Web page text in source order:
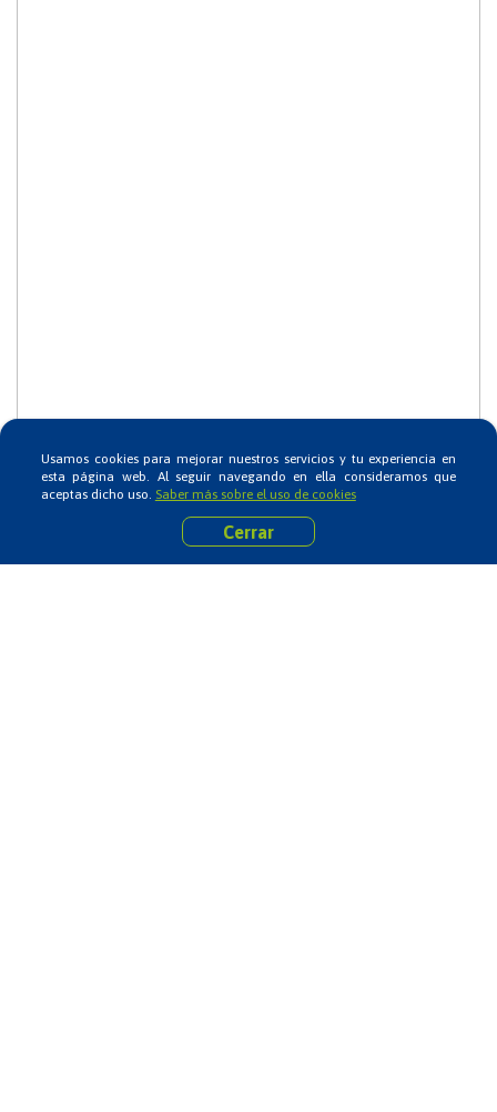
Usamos cookies para mejorar nuestros servicios y tu experiencia en
esta página web. Al seguir navegando en ella consideramos que
aceptas dicho uso. Saber más sobre el uso de cookies
Cerrar